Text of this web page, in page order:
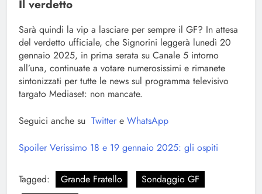
Il verdetto
Sarà quindi la vip a lasciare per sempre il GF? In attesa
del verdetto ufficiale, che Signorini leggerà lunedì 20
gennaio 2025, in prima serata su Canale 5 intorno
all’una, continuate a votare numerosissimi e rimanete
sintonizzati per tutte le news sul programma televisivo
targato Mediaset: non mancate.
Seguici anche su Twitter e WhatsApp
Spoiler Verissimo 18 e 19 gennaio 2025: gli ospiti
Tagged: Grande Fratello
Sondaggio GF